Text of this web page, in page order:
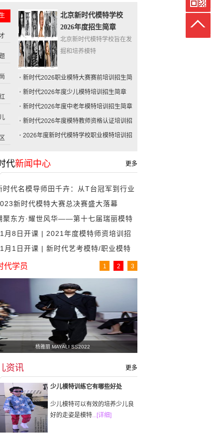
北京新时代模特学校
2026年度招生简章
北京新时代模特学校旨在发
掘和培养模特
新时代2026职业模特大赛赛前培训招生简
章
新时代2026年度少儿模特培训招生简章
新时代2026年度中老年模特培训招生简章
新时代2026年度模特教师资格认证培训招
生
2026年度新时代模特学校职业模特培训招
代新闻中心 更多
时代名模导师田千卉：从T台冠军到行业
准制新时代模特大赛总决赛盛大落幕
聚东方·耀世风华——第十七届瑞丽模特
赛圆
月8日开课 | 2021年度模特师资培训招
计划
月1日开课 | 新时代艺考模特/职业模特
训招生
代学员 1 2 3
杨雅丽 MAYALI SS2022
资讯 更多
少儿模特训练它有哪些好处
少儿模特可以有效的培养少儿良
好的走姿是模特 ...[详细]